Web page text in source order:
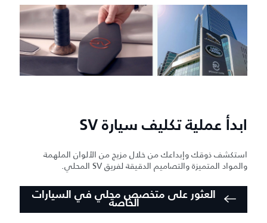
ابدأ عملية تكليف سيارة SV
استكشف ذوقك وإبداعك من خلال مزيج من الألوان الملهمة
والمواد المتميزة والتصاميم الدقيقة لفريق SV المحلي.
العثور على متخصص محلي في السيارات
الخاصة